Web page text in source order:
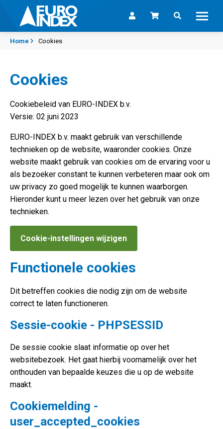
Skip to content
Home Cookies
Cookies
Cookiebeleid van EURO-INDEX b.v.
Versie: 02 juni 2023
EURO-INDEX b.v. maakt gebruik van verschillende
technieken op de website, waaronder cookies. Onze
website maakt gebruik van cookies om de ervaring voor u
als bezoeker constant te kunnen verbeteren maar ook om
uw privacy zo goed mogelijk te kunnen waarborgen.
Hieronder kunt u meer lezen over het gebruik van onze
technieken.
Cookie-instellingen wijzigen
Functionele cookies
Dit betreffen cookies die nodig zijn om de website
correct te laten functioneren.
Sessie-cookie - PHPSESSID
De sessie cookie slaat informatie op over het
websitebezoek. Het gaat hierbij voornamelijk over het
onthouden van bepaalde keuzes die u op de website
maakt.
Cookiemelding -
user_accepted_cookies